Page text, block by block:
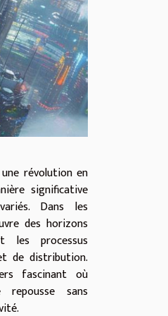
révolution en
significative
Dans les
des horizons
les processus
de distribution.
fascinant où
repousse sans